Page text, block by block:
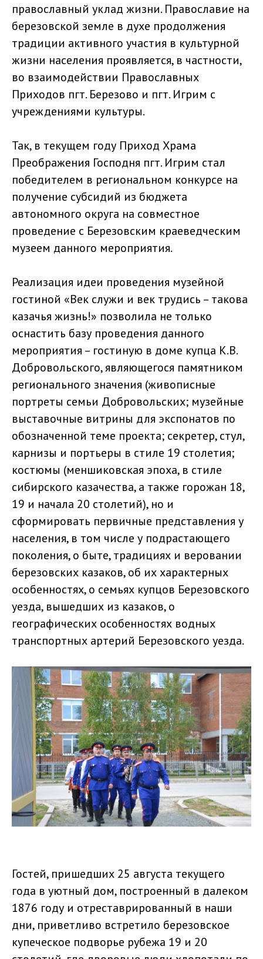
православный уклад жизни. Православие на
березовской земле в духе продолжения
традиции активного участия в культурной
жизни населения проявляется, в частности,
во взаимодействии Православных
Приходов пгт. Березово и пгт. Игрим с
учреждениями культуры.
Так, в текущем году Приход Храма
Преображения Господня пгт. Игрим стал
победителем в региональном конкурсе на
получение субсидий из бюджета
автономного округа на совместное
проведение с Березовским краеведческим
музеем данного мероприятия.
Реализация идеи проведения музейной
гостиной «Век служи и век трудись – такова
казачья жизнь!» позволила не только
оснастить базу проведения данного
мероприятия – гостиную в доме купца К.В.
Добровольского, являющегося памятником
регионального значения (живописные
портреты семьи Добровольских; музейные
выставочные витрины для экспонатов по
обозначенной теме проекта; секретер, стул,
карнизы и портьеры в стиле 19 столетия;
костюмы (меншиковская эпоха, в стиле
сибирского казачества, а также горожан 18,
19 и начала 20 столетий), но и
сформировать первичные представления у
населения, в том числе у подрастающего
поколения, о быте, традициях и веровании
березовских казаков, об их характерных
особенностях, о семьях купцов Березовского
уезда, вышедших из казаков, о
географических особенностях водных
транспортных артерий Березовского уезда.
Гостей, пришедших 25 августа текущего
года в уютный дом, построенный в далеком
1876 году и отреставрированный в наши
дни, приветливо встретило березовское
купеческое подворье рубежа 19 и 20